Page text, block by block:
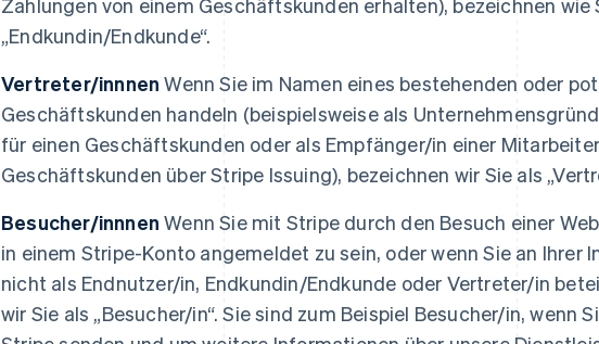
„Endkundin/Endkunde“.
Vertreter/innnen Wenn Sie im Namen eines bestehenden oder
Geschäftskunden handeln (beispielsweise als
für einen Geschäftskunden oder als Empfänger/in einer
Geschäftskunden über Stripe Issuing), bezeichnen wir Sie als
Besucher/innnen Wenn Sie mit Stripe durch den Besuch einer
in einem Stripe-Konto angemeldet zu sein, oder wenn Sie an Ihrer
nicht als Endnutzer/in, Endkundin/Endkunde oder Vertreter/in
wir Sie als „Besucher/in“. Sie sind zum Beispiel Besucher/in, wenn